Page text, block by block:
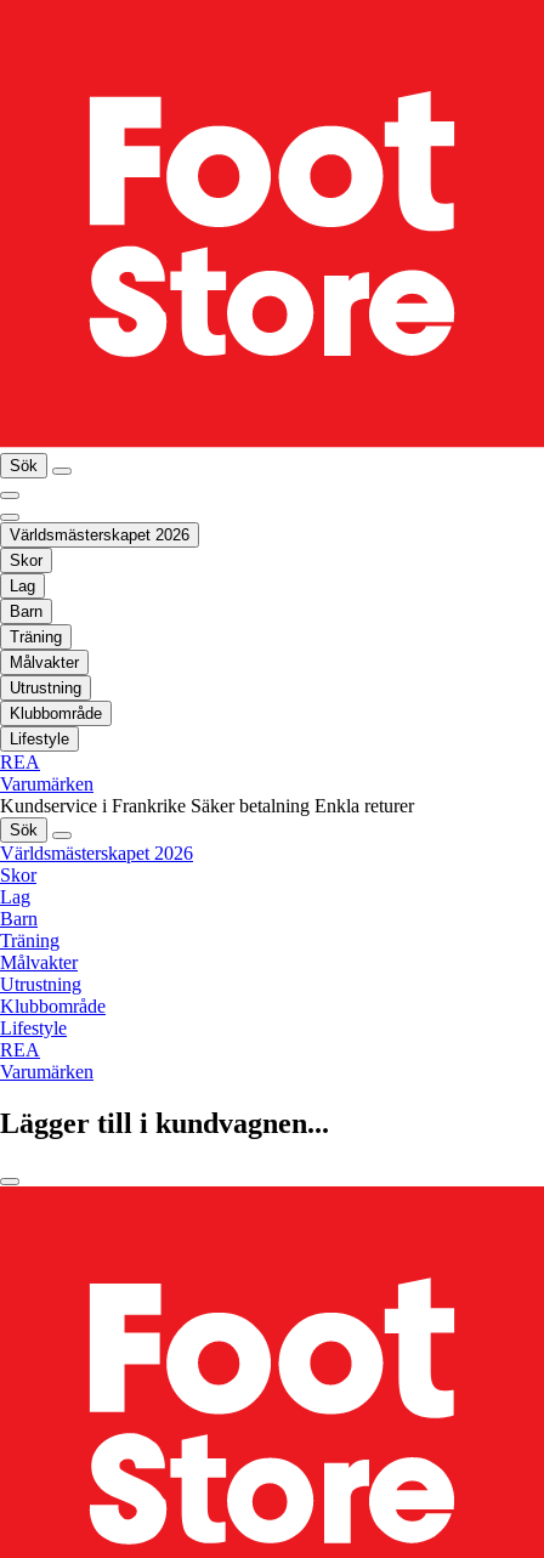
Sök
Världsmästerskapet 2026
Skor
Lag
Barn
Träning
Målvakter
Utrustning
Klubbområde
Lifestyle
REA
Varumärken
Kundservice i Frankrike Säker betalning Enkla returer
Sök
Världsmästerskapet 2026
Skor
Lag
Barn
Träning
Målvakter
Utrustning
Klubbområde
Lifestyle
REA
Varumärken
Lägger till i kundvagnen...